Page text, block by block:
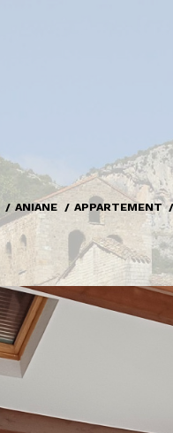
ANIANE APPARTEMENT